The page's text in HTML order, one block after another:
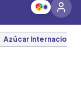
Azúcar Internacional